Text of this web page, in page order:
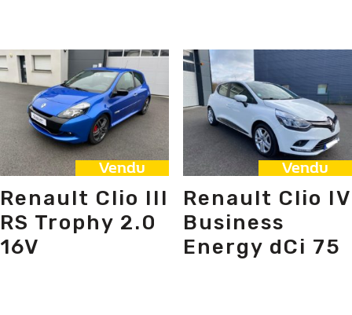
Vendu
Renault Clio III
RS Trophy 2.0
16V
Vendu
Renault Clio IV
Business
Energy dCi 75